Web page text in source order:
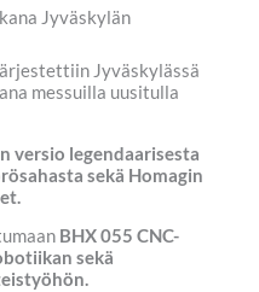
Jyväskylän
Jyväskylässä
messuilla uusitulla
versio legendaarisesta
sekä Homagin
BHX 055 CNC-
sekä